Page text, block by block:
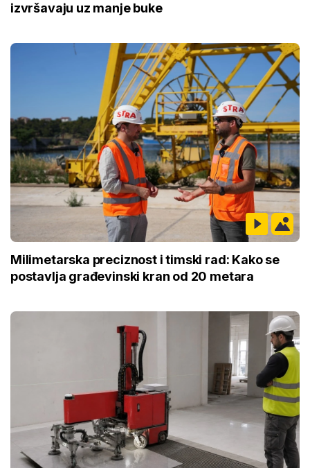
izvršavaju uz manje buke
Milimetarska preciznost i timski rad: Kako se
postavlja građevinski kran od 20 metara